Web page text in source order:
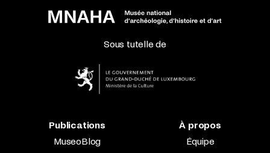
Sous tutelle de
Publications
MuseoBlog
À propos
Équipe